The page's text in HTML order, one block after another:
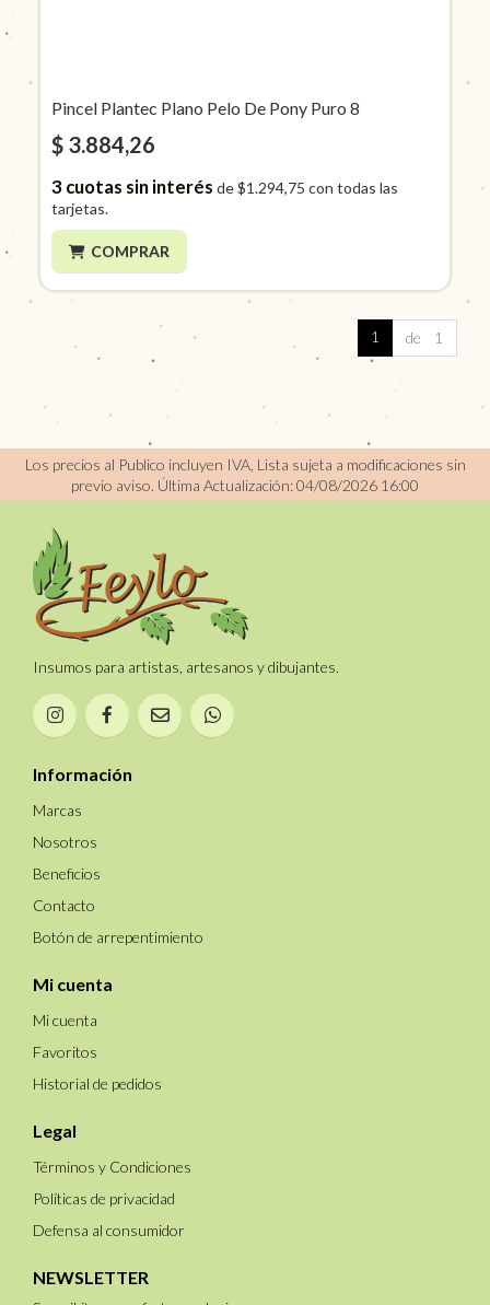
Pincel Plantec Plano Pelo De Pony Puro 8
$ 3.884,26
3cuotas sin interés de$1.294,75 con todas las
tarjetas.
COMPRAR
1 de 1
Los precios al Publico incluyen IVA, Lista sujeta a modificaciones sin
previo aviso. Última Actualización: 04/08/2026 16:00
Insumos para artistas, artesanos y dibujantes.
Información
Marcas
Nosotros
Beneficios
Contacto
Botón de arrepentimiento
Mi cuenta
Mi cuenta
Favoritos
Historial de pedidos
Legal
Términos y Condiciones
Políticas de privacidad
Defensa al consumidor
NEWSLETTER